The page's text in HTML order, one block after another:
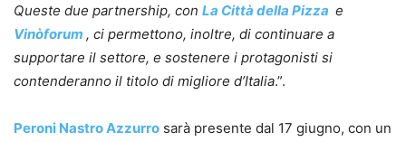
Queste due partnership, con La Città della Pizza e
Vinòforum , ci permettono, inoltre, di continuare a
supportare il settore, e sostenere i protagonisti si
contenderanno il titolo di migliore d’Italia.”.
Peroni Nastro Azzurro sarà presente dal 17 giugno, con un